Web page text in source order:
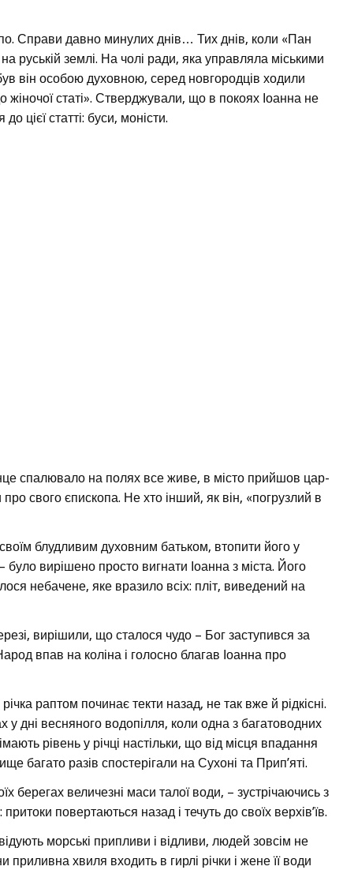
Справи давно минулих днів… Тих днів, коли «Пан
руській землі. На чолі ради, яка управляла міськими
він особою духовною, серед новгородців ходили
статі». Стверджували, що в покоях Іоанна не
цієї статті: буси, моністи.
спалювало на полях все живе, в місто прийшов цар-
про свого єпископа. Не хто інший, як він, «погрузлий в
блудливим духовним батьком, втопити його у
вирішено просто вигнати Іоанна з міста. Його
небачене, яке вразило всіх: пліт, виведений на
вирішили, що сталося чудо – Бог заступився за
впав на коліна і голосно благав Іоанна про
раптом починає текти назад, не так вже й рідкісні.
у дні весняного водопілля, коли одна з багатоводних
рівень у річці настільки, що від місця впадання
багато разів спостерігали на Сухоні та Прип’яті.
берегах величезні маси талої води, – зустрічаючись з
повертаються назад і течуть до своїх верхів’їв.
морські припливи і відливи, людей зовсім не
хвиля входить в гирлі річки і жене її води